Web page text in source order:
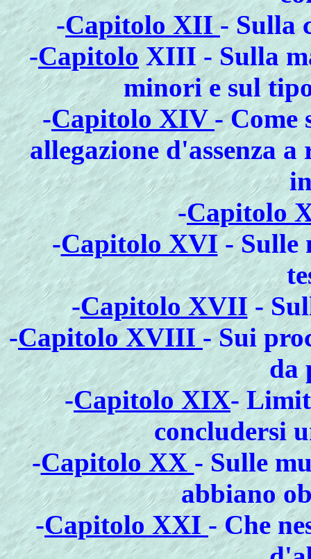
-Capitolo XII- Sulla
-CapitoloXIII - Sulla
minori e sul
-Capitolo XIV- Come
allegazione d'assenza
-Capitolo
-Capitolo XVI- Sulle
-Capitolo XVII-
-Capitolo XVIII- Sui
da
-Capitolo XIX-
concludersi
-Capitolo XX- Sulle
abbiano
-Capitolo XXI- Che